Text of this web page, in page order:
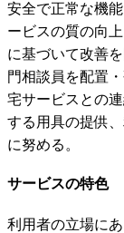
安全で正常な機
ービスの質の向
に基づいて改善
門相談員を配置
宅サービスとの
する用具の提供
に努める。
サービスの特色
利用者の立場に